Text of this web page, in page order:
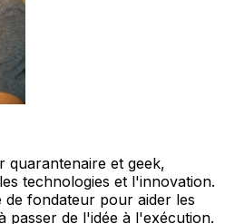
quarantenaire et geek,
technologies et l'innovation.
fondateur pour aider les
passer de l'idée à l'exécution.